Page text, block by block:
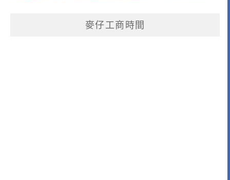
麥仔工商時間